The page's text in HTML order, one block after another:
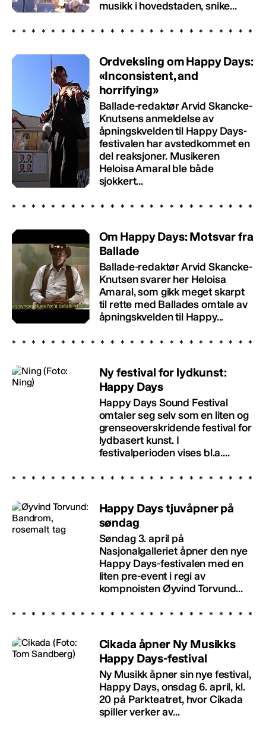
musikk i hovedstaden, snike...
Ordveksling om Happy Days:
«Inconsistent, and
horrifying»
Ballade-redaktør Arvid Skancke-
Knutsens anmeldelse av
åpningskvelden til Happy Days-
festivalen har avstedkommet en
del reaksjoner. Musikeren
Heloisa Amaral ble både
sjokkert...
Om Happy Days: Motsvar fra
Ballade
Ballade-redaktør Arvid Skancke-
Knutsen svarer her Heloisa
Amaral, som gikk meget skarpt
til rette med Ballades omtale av
åpningskvelden til Happy...
Ny festival for lydkunst:
Happy Days
Happy Days Sound Festival
omtaler seg selv som en liten og
grenseoverskridende festival for
lydbasert kunst. I
festivalperioden vises bl.a....
Happy Days tjuvåpner på
søndag
Søndag 3. april på
Nasjonalgalleriet åpner den nye
Happy Days-festivalen med en
liten pre-event i regi av
kompnoisten Øyvind Torvund...
Cikada åpner Ny Musikks
Happy Days-festival
Ny Musikk åpner sin nye festival,
Happy Days, onsdag 6. april, kl.
20 på Parkteatret, hvor Cikada
spiller verker av...